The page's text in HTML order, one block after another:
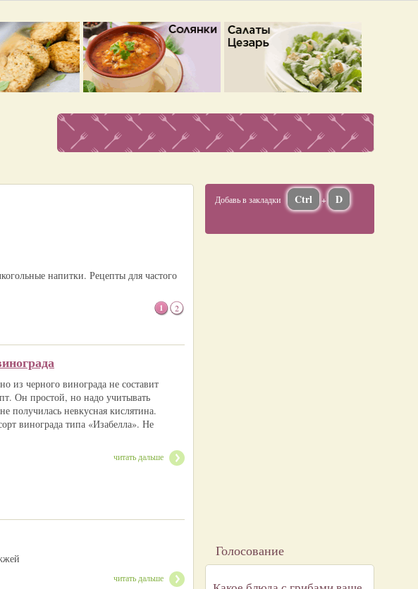
напитки. Рецепты для частого
1 2
из черного винограда не составит
Он простой, но надо учитывать
получилась невкусная кислятина.
винограда типа «Изабелла». Не
читать дальше
читать дальше
Добавь в закладки Ctrl + D
Голосование